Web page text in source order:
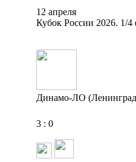
12 апреля
Кубок России 2026. 1/4
Динамо-ЛО
3 : 0